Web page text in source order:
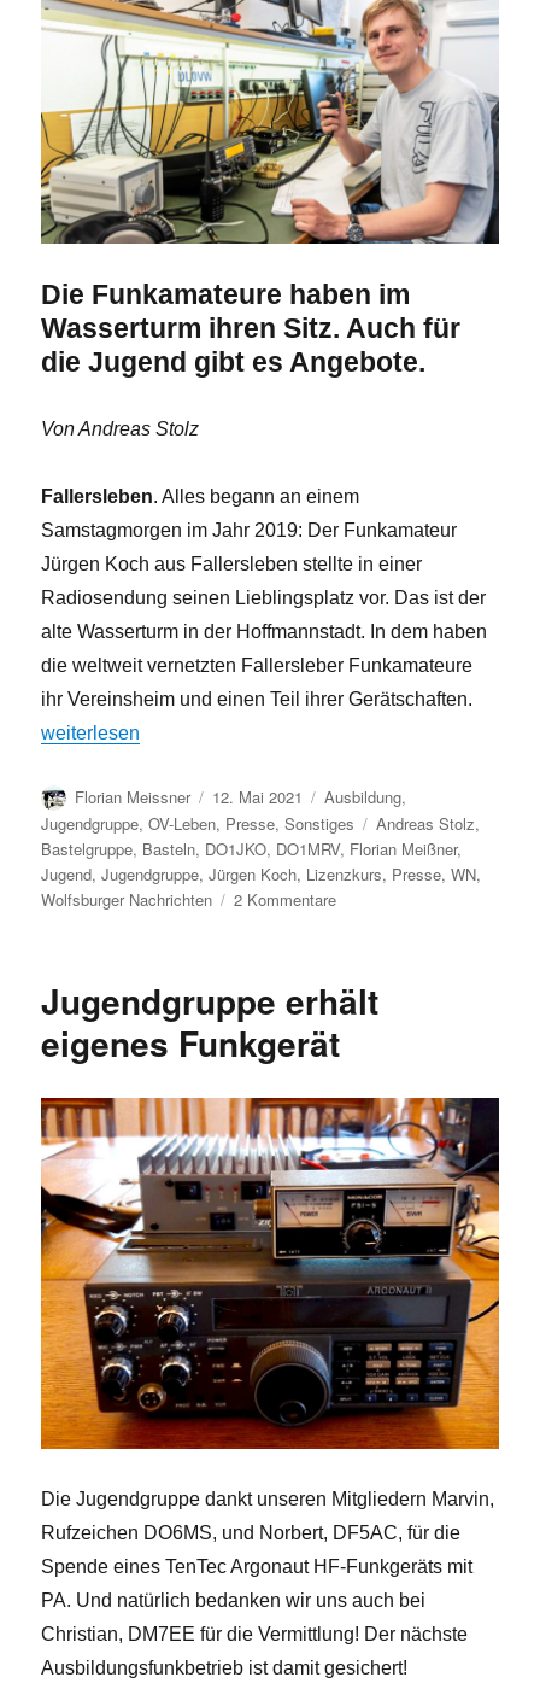
Die Funkamateure haben im
Wasserturm ihren Sitz. Auch für
die Jugend gibt es Angebote.
Von Andreas Stolz
Fallersleben. Alles begann an einem
Samstagmorgen im Jahr 2019: Der Funkamateur
Jürgen Koch aus Fallersleben stellte in einer
Radiosendung seinen Lieblingsplatz vor. Das ist der
alte Wasserturm in der Hoffmannstadt. In dem haben
die weltweit vernetzten Fallersleber Funkamateure
ihr Vereinsheim und einen Teil ihrer Gerätschaften.
„Wolfsburger Nachrichten: In Fallersleben mit der Welt
weiterlesen
Autor
Florian Meissner
Veröffentlicht
am
12. Mai 2021 Kategorien
Ausbildung,
Jugendgruppe,OV-Leben, Presse,Sonstiges Schlagwörter
Andreas Stolz,
Bastelgruppe, Basteln, DO1JKO, DO1MRV, Florian Meißner,
Jugend,Jugendgruppe,Jürgen Koch, Lizenzkurs, Presse,WN,
Wolfsburger Nachrichten
2 Kommentarezu
Fallersleben
der
vernetzt
Jugendgruppe erhält
eigenes Funkgerät
Die Jugendgruppe dankt unseren Mitgliedern Marvin,
Rufzeichen DO6MS, und Norbert, DF5AC, für die
Spende eines TenTec Argonaut HF-Funkgeräts mit
PA. Und natürlich bedanken wir uns auch bei
Christian, DM7EE für die Vermittlung! Der nächste
Ausbildungsfunkbetrieb ist damit gesichert!